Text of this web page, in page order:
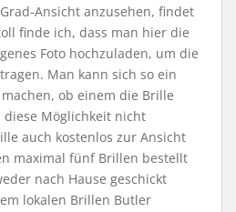
Ansicht anzusehen, findet
finde ich, dass man hier die
Foto hochzuladen, um die
Man kann sich so ein
ob einem die Brille
Möglichkeit nicht
auch kostenlos zur Ansicht
maximal fünf Brillen bestellt
nach Hause geschickt
lokalen Brillen Butler